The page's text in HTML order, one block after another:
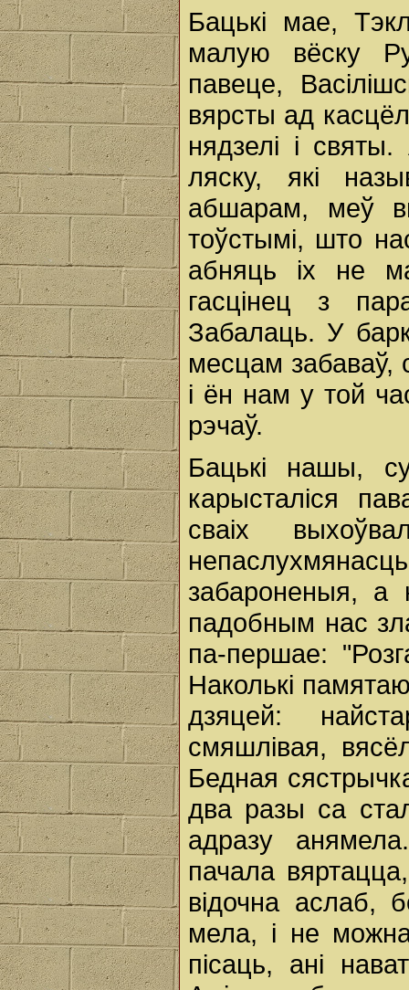
Бацькі мае,
малую вёску
павеце,
вярсты ад
нядзелі і
ляску, які
абшарам, меў
тоўстымі, што
абняць іх не
гасцінец з
Забалаць. У
месцам забаваў,
і ён нам у той
рэчаў.
Бацькі нашы,
карысталіся
сваіх
забароненыя, а
падобным нас
па-першае:
Наколькі
дзяцей:
смяшлівая,
Бедная
два разы са
адразу
пачала
відочна аслаб,
мела, і не
пісаць, ані